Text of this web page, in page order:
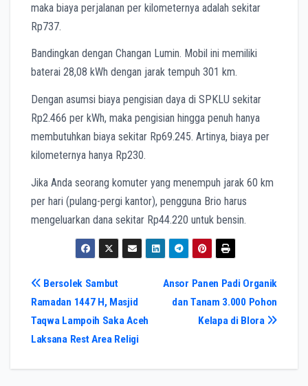
maka biaya perjalanan per kilometernya adalah sekitar
Rp737.
Bandingkan dengan Changan Lumin. Mobil ini memiliki
baterai 28,08 kWh dengan jarak tempuh 301 km.
Dengan asumsi biaya pengisian daya di SPKLU sekitar
Rp2.466 per kWh, maka pengisian hingga penuh hanya
membutuhkan biaya sekitar Rp69.245. Artinya, biaya per
kilometernya hanya Rp230.
Jika Anda seorang komuter yang menempuh jarak 60 km
per hari (pulang-pergi kantor), pengguna Brio harus
mengeluarkan dana sekitar Rp44.220 untuk bensin.
Navigasi
pos
Ansor Panen Padi Organik
dan Tanam 3.000 Pohon
Kelapa di Blora
Bersolek Sambut
Ramadan 1447 H, Masjid
Taqwa Lampoih Saka Aceh
Laksana Rest Area Religi